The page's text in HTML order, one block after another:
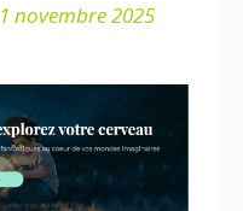
1 novembre 2025